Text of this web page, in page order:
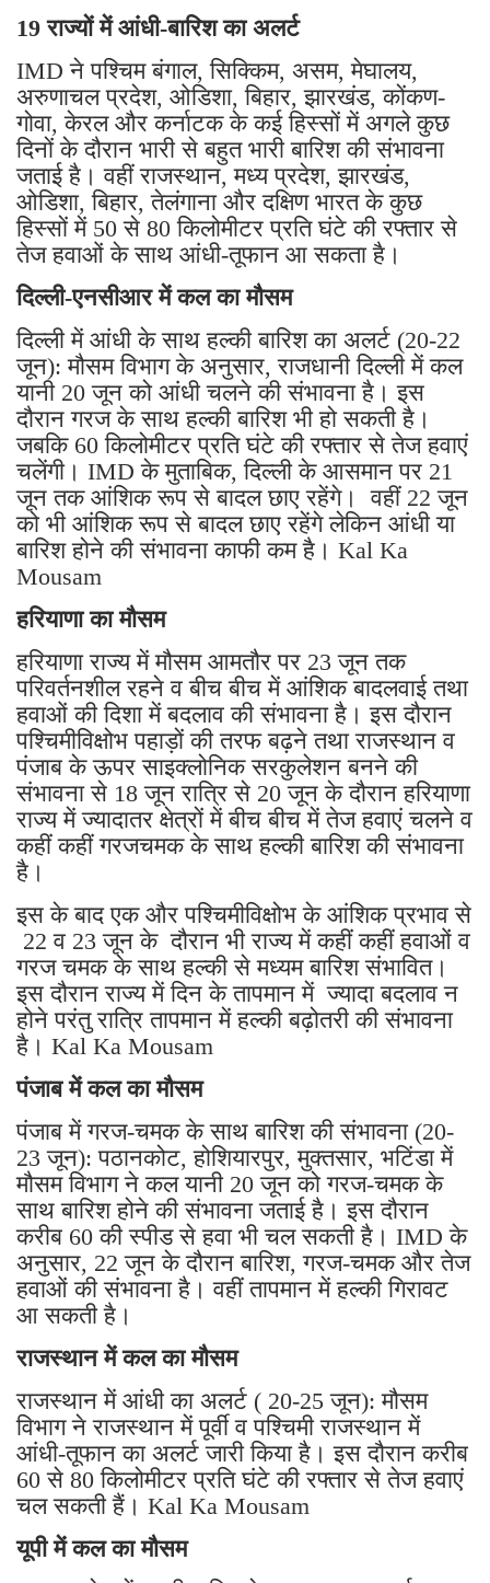
19 राज्यों में आंधी-बारिश का अलर्ट
IMD ने पश्चिम बंगाल, सिक्किम, असम, मेघालय,
अरुणाचल प्रदेश, ओडिशा, बिहार, झारखंड, कोंकण-
गोवा, केरल और कर्नाटक के कई हिस्सों में अगले कुछ
दिनों के दौरान भारी से बहुत भारी बारिश की संभावना
जताई है। वहीं राजस्थान, मध्य प्रदेश, झारखंड,
ओडिशा, बिहार, तेलंगाना और दक्षिण भारत के कुछ
हिस्सों में 50 से 80 किलोमीटर प्रति घंटे की रफ्तार से
तेज हवाओं के साथ आंधी-तूफान आ सकता है।
दिल्ली-एनसीआर में कल का मौसम
दिल्ली में आंधी के साथ हल्की बारिश का अलर्ट (20-22
जून): मौसम विभाग के अनुसार, राजधानी दिल्ली में कल
यानी 20 जून को आंधी चलने की संभावना है। इस
दौरान गरज के साथ हल्की बारिश भी हो सकती है।
जबकि 60 किलोमीटर प्रति घंटे की रफ्तार से तेज हवाएं
चलेंगी। IMD के मुताबिक, दिल्ली के आसमान पर 21
जून तक आंशिक रूप से बादल छाए रहेंगे। वहीं 22 जून
को भी आंशिक रूप से बादल छाए रहेंगे लेकिन आंधी या
बारिश होने की संभावना काफी कम है। Kal Ka
Mousam
हरियाणा का मौसम
हरियाणा राज्य में मौसम आमतौर पर 23 जून तक
परिवर्तनशील रहने व बीच बीच में आंशिक बादलवाई तथा
हवाओं की दिशा में बदलाव की संभावना है। इस दौरान
पश्चिमीविक्षोभ पहाड़ों की तरफ बढ़ने तथा राजस्थान व
पंजाब के ऊपर साइक्लोनिक सरकुलेशन बनने की
संभावना से 18 जून रात्रि से 20 जून के दौरान हरियाणा
राज्य में ज्यादातर क्षेत्रों में बीच बीच में तेज हवाएं चलने व
कहीं कहीं गरजचमक के साथ हल्की बारिश की संभावना
है।
इस के बाद एक और पश्चिमीविक्षोभ के आंशिक प्रभाव से
22 व 23 जून के दौरान भी राज्य में कहीं कहीं हवाओं व
गरज चमक के साथ हल्की से मध्यम बारिश संभावित।
इस दौरान राज्य में दिन के तापमान में ज्यादा बदलाव न
होने परंतु रात्रि तापमान में हल्की बढ़ोतरी की संभावना
है। Kal Ka Mousam
पंजाब में कल का मौसम
पंजाब में गरज-चमक के साथ बारिश की संभावना (20-
23 जून): पठानकोट, होशियारपुर, मुक्तसार, भटिंडा में
मौसम विभाग ने कल यानी 20 जून को गरज-चमक के
साथ बारिश होने की संभावना जताई है। इस दौरान
करीब 60 की स्पीड से हवा भी चल सकती है। IMD के
अनुसार, 22 जून के दौरान बारिश, गरज-चमक और तेज
हवाओं की संभावना है। वहीं तापमान में हल्की गिरावट
आ सकती है।
राजस्थान में कल का मौसम
राजस्थान में आंधी का अलर्ट ( 20-25 जून): मौसम
विभाग ने राजस्थान में पूर्वी व पश्चिमी राजस्थान में
आंधी-तूफान का अलर्ट जारी किया है। इस दौरान करीब
60 से 80 किलोमीटर प्रति घंटे की रफ्तार से तेज हवाएं
चल सकती हैं। Kal Ka Mousam
यूपी में कल का मौसम